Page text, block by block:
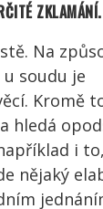
ZKLAMÁNÍ.
Na
soudu je
Kromě
hledá
i
nějaký